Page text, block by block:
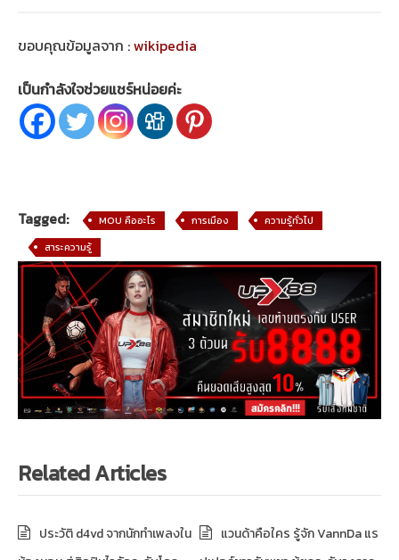
ขอบคุณข้อมูลจาก :wikipedia
เป็นกำลังใจช่วยแชร์หน่อยค่ะ
Tagged: MOU คืออะไร การเมือง
ความรู้ทั่วไป
สาระความรู้
Related Articles
ประวัติ d4vd จากนักทำเพลงใน
แวนด้าคือใคร รู้จัก VannDa แร